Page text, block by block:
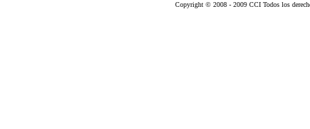
Copyright © 2008 - 2009 CCI Todos los